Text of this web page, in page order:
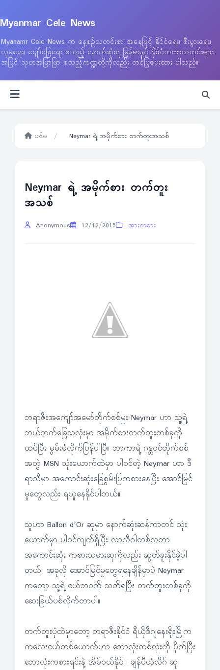
Myanmar Cele News
Myanamr Cele News က နေ့စဉ်သတင်းစာ အနေဖြင့် နိုင်ငံရေး၊ စီးပွားရေး၊
လူမှုရေး၊ ဖျော်ဖြေရေး စသည့် နောက်ဆုံးရ မြန်မာနှင့် နိုင်ငံတကာသတင်းများ
အပြင် သုတအဖြာဖြာ စသည့်ကဏ္ဍတို့ကိုလည်း တင်ပြပေးထား ပါသည်။
ပင်မ / Neymar ရဲ့ အမိုက်စား တက်တူးအသစ်
Neymar ရဲ့ အမိုက်စား တက်တူး
အသစ်
Anonymous 12/12/2015 အားကစား
ဘရာဇီးအကျော်အမော်တိုက်စစ်မှူး Neymar ဟာ သူ့ရဲ့
ဘယ်ဘက်ခြေသလုံးမှာ အမိုက်စားတက်တူးတစ်ခုကို
ထပ်ပြီး မွမ်းမံလိုက်ပြန်ပါပြီ။ ဘာကာရဲ့ ဂန္တဝင်တိုက်စစ်
အတွဲ MSN သုံးယောက်ထဲမှာ ပါဝင်တဲ့ Neymar ဟာ ဒီ
ရာသီမှာ အကောင်းဆုံးခြေစွမ်းပြကစားနေပြီး အောင်မြင်
မှုတွေလည်း ရယူနေနိုင်ပါတယ်။
သူဟာ Ballon d'Or ဆုမှာ နောက်ဆုံးဆန်ကာတင် သုံး
ယောက်မှာ ပါဝင်လျက်ရှိပြီး လာလီဂါတစ်လတာ
အကောင်းဆုံး ကစားသမားဆုကိုလည်း ဆွတ်ခူးနိုင်ခဲ့ပါ
တယ်။ အခုလို အောင်မြင်မှုတွေရနေချိန်မှာပဲ Neymar
ကတော့ သူ့ရဲ့ ငယ်ဘဝကို သတိရပြီး တက်တူးတစ်ခုကို
ဆေးခြယ်ပစ်လိုက်တာပါ။
တက်တူးပုံထဲမှာတော့ ဘရာဇီးနိုင်ငံ ရီယိုဒီဂျနေးရိုးမြို့က
ကလေးငယ်တစ်ယောက်ဟာ ဘောလုံးတစ်လုံးကို ပိုက်ပြီး
ဘောလုံးကစားရင်းနဲ့ အိမ်ဝယ်နိုင် ၊ ချန်ပီယံလိဂ် ဆု